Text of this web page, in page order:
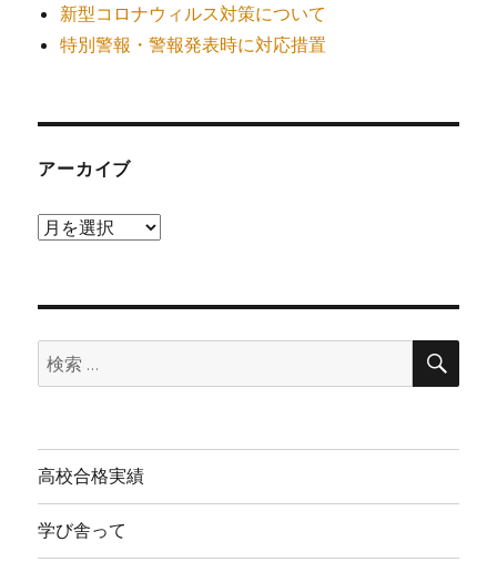
新型コロナウィルス対策について
特別警報・警報発表時に対応措置
アーカイブ
ア
検
索:
検
高校合格実績
学び舎って